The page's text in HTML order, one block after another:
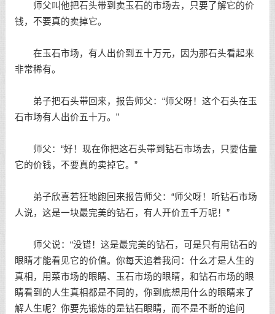
师父叫他把石头带到卖玉石的市场去，只要了解它的价
钱，不要真的卖掉它。
在玉石市场，有人出价到五十万元，因为那石头看起来
非常稀有。
弟子把石头带回来，报告师父：“师父呀！这个石头在玉
石市场有人出价五十万。”
师父：“好！现在你把这石头带到钻石市场去，只要估量
它的价钱，不要真的卖掉它。”
弟子欣喜若狂地跑回来报告师父：“师父呀！听钻石市场
人说，这是一块最完美的钻石，有人开价五千万呢！”
师父说：“没错！这是最完美的钻石，可是只有用钻石的
眼睛才能看见它的价值。你每天追着我问：什么才是人生的
真相，用菜市场的眼睛、玉石市场的眼睛，和钻石市场的眼
睛看到的人生真相都是不同的，你到底想用什么的眼睛来了
解人生呢？你要先锻炼的是钻石眼睛，而不是不断的追问